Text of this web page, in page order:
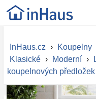
InHaus.cz › Koupelny
Klasické › Moderní ›
koupelnových